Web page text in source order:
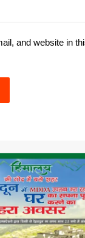
and website in